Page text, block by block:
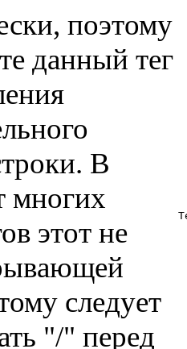
поэтому
данный тег
В
многих
этот не
следует
"/" перед